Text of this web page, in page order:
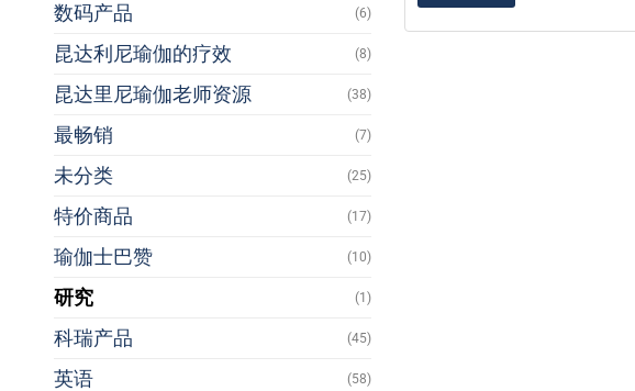
数码产品 (6)
昆达利尼瑜伽的疗效 (8)
昆达里尼瑜伽老师资源 (38)
最畅销 (7)
未分类 (25)
特价商品 (17)
瑜伽士巴赞 (10)
研究 (1)
科瑞产品 (45)
英语 (58)